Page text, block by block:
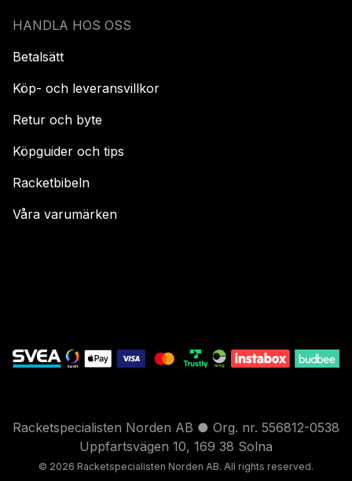
HANDLA HOS OSS
Betalsätt
Köp- och leveransvillkor
Retur och byte
Köpguider och tips
Racketbibeln
Våra varumärken
Racketspecialisten Norden AB ● Org. nr. 556812-0538
Uppfartsvägen 10, 169 38 Solna
© 2026 Racketspecialisten Norden AB. All rights reserved.